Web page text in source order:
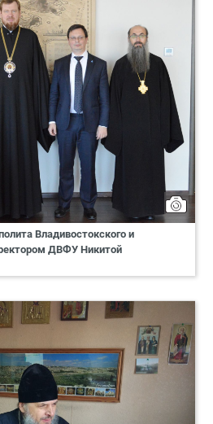
Владивостокского и
ДВФУ Никитой